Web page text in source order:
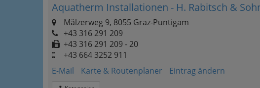
Aquatherm Installationen - H. Rabitsch &
Mälzerweg 9, 8055 Graz-Puntigam
+43 316 291 209
+43 316 291 209 - 20
+43 664 3252 911
E-Mail
Karte & Routenplaner Eintrag ändern